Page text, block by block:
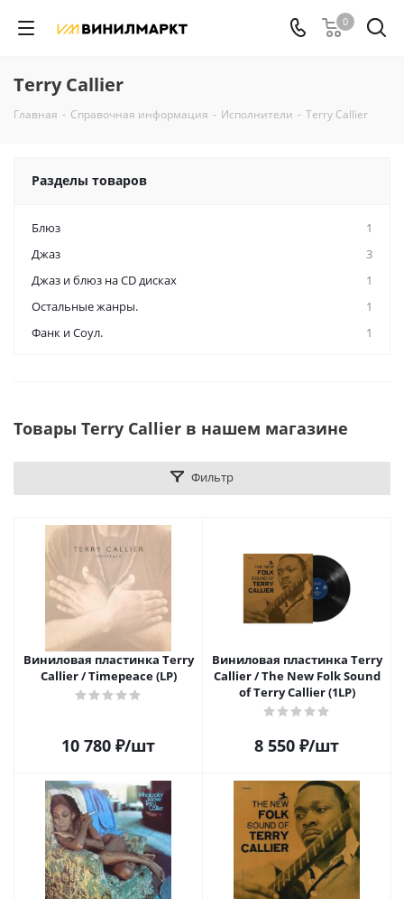
0
Terry Callier
Главная - Справочная информация - Исполнители - Terry Callier
Разделы товаров
Блюз
1
Джаз
3
Джаз и блюз на CD дисках
1
Остальные жанры.
1
Фанк и Соул.
1
Товары Terry Callier в нашем магазине
Фильтр
Виниловая пластинка Terry
Callier / Timepeace (LP)
10 780 ₽/шт
Виниловая пластинка Terry
Callier / The New Folk Sound
of Terry Callier (1LP)
8 550 ₽/шт